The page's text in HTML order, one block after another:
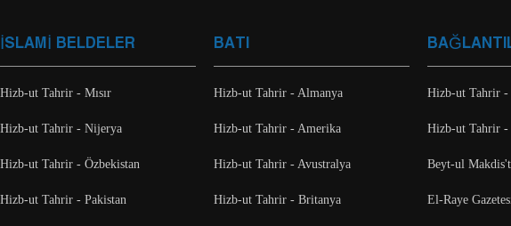
Hizb-ut Tahrir -
Hizb-ut Tahrir -
Beyt-ul
El-Raye
BATI
Hizb-ut Tahrir - Almanya
Hizb-ut Tahrir - Amerika
Hizb-ut Tahrir - Avustralya
Hizb-ut Tahrir - Britanya
İSLAMİ BELDELER
Hizb-ut Tahrir - Mısır
Hizb-ut Tahrir - Nijerya
Hizb-ut Tahrir - Özbekistan
Hizb-ut Tahrir - Pakistan